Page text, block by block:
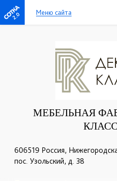
2.0 Меню сайта
МЕБЕЛЬНАЯ
606519 Россия,
пос. Узольский, д. 38